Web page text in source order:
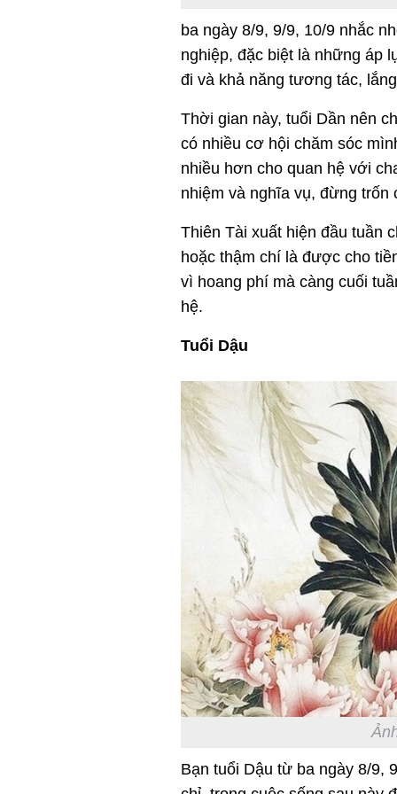
ba ngày 8/9, 9/9, 10/9 nhắc
nghiệp, đặc biệt là những áp
đi và khả năng tương tác,
Thời gian này, tuổi Dần nên
có nhiều cơ hội chăm sóc
nhiều hơn cho quan hệ với
nhiệm và nghĩa vụ, đừng
Thiên Tài xuất hiện đầu tuần
hoặc thậm chí là được cho
vì hoang phí mà càng cuối
hệ.
Tuổi Dậu
Bạn tuổi Dậu từ ba ngày 8/9,